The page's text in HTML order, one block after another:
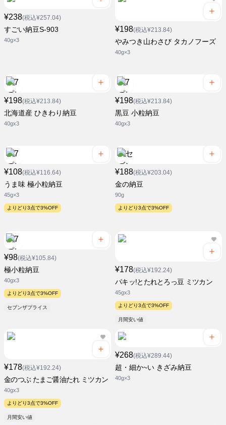
¥238(税込¥257.04)
すごい納豆S-903
40g×3
¥198(税込¥213.84)
やみつき山わさび タカノフーズ
40g×3
¥198(税込¥213.84)
北海道産 ひきわり納豆
40gx3
¥198(税込¥213.84)
黒豆 小粒納豆
40gx3
¥108(税込¥116.64)
うま味 極小粒納豆
45g×3
よりどり3点で3%OFF
¥188(税込¥203.04)
金の納豆
90g
よりどり3点で3%OFF
¥98(税込¥105.84)
極小粒納豆
40gx3
よりどり3点で3%OFF
セブンザプライス
¥178(税込¥192.24)
パキッ!とたれとろっ豆 ミツカン
45gx3
よりどり3点で3%OFF
月間安い値
¥178(税込¥192.24)
金のつぶ たまご醤油たれ ミツカン
40gx3
よりどり3点で3%OFF
月間安い値
¥268(税込¥289.44)
超・細か~い きざみ納豆
40g×3